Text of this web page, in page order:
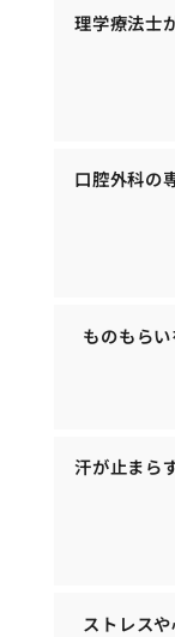
理学療法士
口腔外科の
ものもら
汗が止まら
ストレス